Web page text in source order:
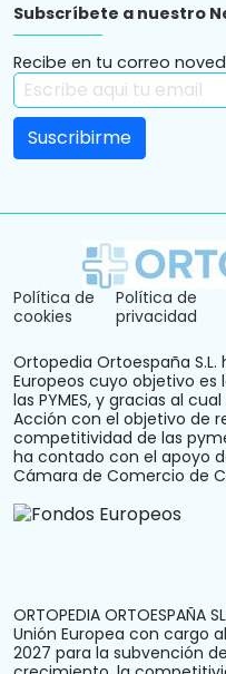
Subscríbete a nuestro
Recibe en tu correo
Política de
cookies
Política de
privacidad
Ortopedia Ortoespaña
Europeos cuyo objetivo
las PYMES, y gracias al
Acción con el objetivo de
competitividad de las
ha contado con el apoyo
Cámara de Comercio de
ORTOPEDIA
Unión Europea con cargo
2027 para la subvención